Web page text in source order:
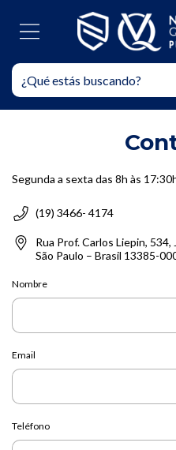
Segunda a sexta das 8h às
(19) 3466- 4174
Rua Prof. Carlos Liepin,
São Paulo – Brasil 13385-
Nombre
Email
Teléfono